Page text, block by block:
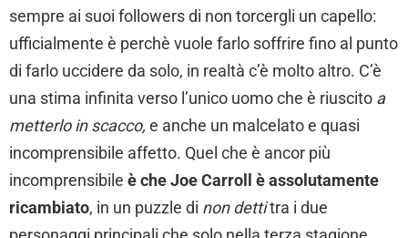
sempre ai suoi followers di non torcergli un capello:
ufficialmente è perchè vuole farlo soffrire fino al punto
di farlo uccidere da solo, in realtà c’è molto altro. C’è
una stima infinita verso l’unico uomo che è riuscito a
metterlo in scacco, e anche un malcelato e quasi
incomprensibile affetto. Quel che è ancor più
incomprensibile è che Joe Carroll è assolutamente
ricambiato, in un puzzle di non dettitra i due